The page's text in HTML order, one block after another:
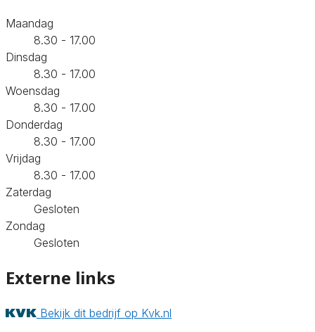
Maandag
8.30 - 17.00
Dinsdag
8.30 - 17.00
Woensdag
8.30 - 17.00
Donderdag
8.30 - 17.00
Vrijdag
8.30 - 17.00
Zaterdag
Gesloten
Zondag
Gesloten
Externe links
Bekijk dit bedrijf op Kvk.nl